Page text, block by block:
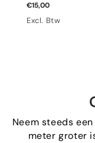
€15,00
Excl. Btw
Neem steeds
meter groter